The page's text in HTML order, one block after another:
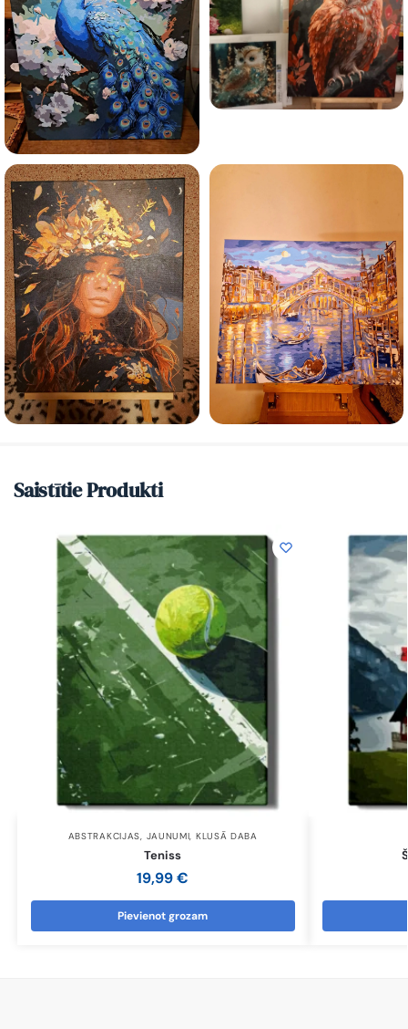
Saistītie Produkti
ABSTRAKCIJAS, JAUNUMI, KLUSĀ DABA
Teniss
19,99€
Pievienot grozam